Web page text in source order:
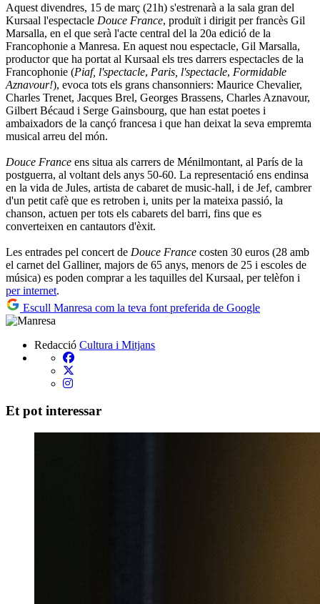
Aquest divendres, 15 de març (21h) s'estrenarà a la sala gran del
Kursaal l'espectacle Douce France, produït i dirigit per francès Gil
Marsalla, en el que serà l'acte central del la 20a edició de la
Francophonie a Manresa. En aquest nou espectacle, Gil Marsalla,
productor que ha portat al Kursaal els tres darrers espectacles de la
Francophonie (Piaf, l'spectacle, Paris, l'spectacle, Formidable
Aznavour!), evoca tots els grans chansonniers: Maurice Chevalier,
Charles Trenet, Jacques Brel, Georges Brassens, Charles Aznavour,
Gilbert Bécaud i Serge Gainsbourg, que han estat poetes i
ambaixadors de la cançó francesa i que han deixat la seva empremta
musical arreu del món.
Douce France ens situa als carrers de Ménilmontant, al París de la
postguerra, al voltant dels anys 50-60. La representació ens endinsa
en la vida de Jules, artista de cabaret de music-hall, i de Jef, cambrer
d'un petit cafè que es retroben i, units per la mateixa passió, la
chanson, actuen per tots els cabarets del barri, fins que es
converteixen en cantautors d'èxit.
Les entrades pel concert de Douce France costen 30 euros (28 amb
el carnet del Galliner, majors de 65 anys, menors de 25 i escoles de
música) es poden comprar a les taquilles del Kursaal, per telèfon i
per internet.
Escull Manresa com la teva font preferida de Google
Redacció Cultura i Mitjans
Et pot interessar